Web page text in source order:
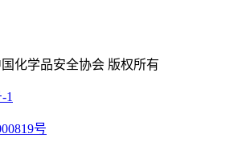
化学品安全协会 版权所有
1
号